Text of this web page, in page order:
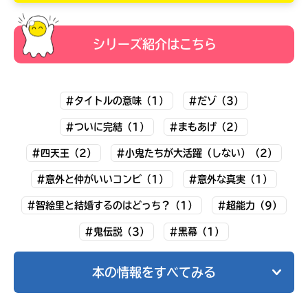
大人気
出会える
シリーズ紹介はこちら
#タイトルの意味（1） #だゾ（3）
#ついに完結（1） #まもあげ（2）
#四天王（2） #小鬼たちが大活躍（しない）（2）
#意外と仲がいいコンビ（1） #意外な真実（1）
#智絵里と結婚するのはどっち？（1） #超能力（9）
#鬼伝説（3） #黒幕（1）
本の情報をすべてみる